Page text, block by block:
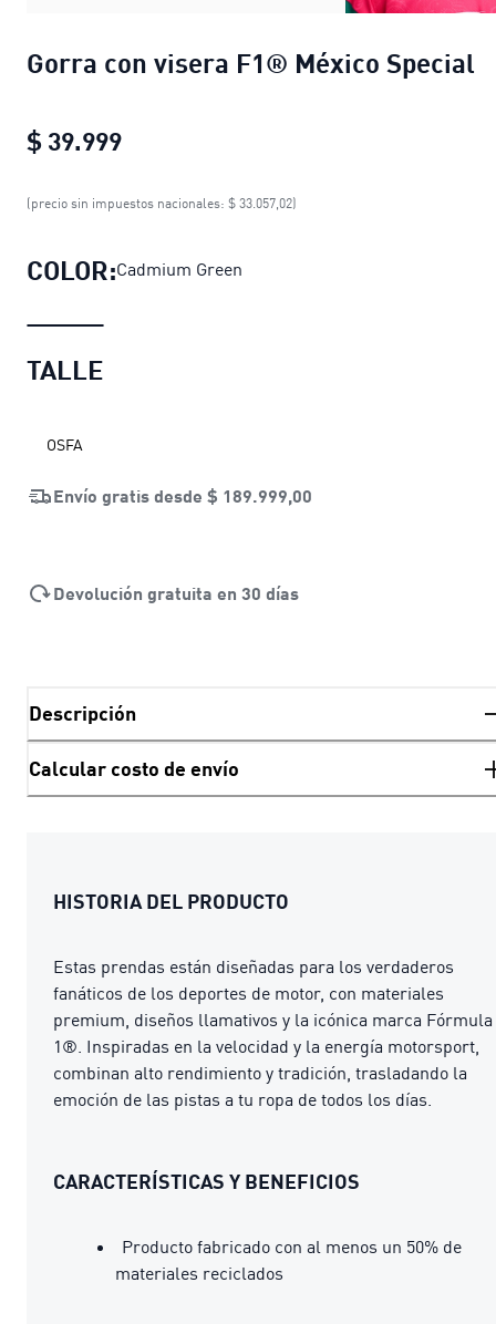
Gorra con visera F1® México Special
$ 39.999
Gorra con visera F1® México Special
(precio sin impuestos nacionales: $ 33.057,02)
COLOR:Cadmium Green
TALLE
OSFA
Envío gratis desde $ 189.999,00
Devolución gratuita en 30 días
Descripción
Calcular costo de envío
HISTORIA DEL PRODUCTO
Estas prendas están diseñadas para los verdaderos
fanáticos de los deportes de motor, con materiales
premium, diseños llamativos y la icónica marca Fórmula
1®. Inspiradas en la velocidad y la energía motorsport,
combinan alto rendimiento y tradición, trasladando la
emoción de las pistas a tu ropa de todos los días.
CARACTERÍSTICAS Y BENEFICIOS
Producto fabricado con al menos un 50% de
materiales reciclados